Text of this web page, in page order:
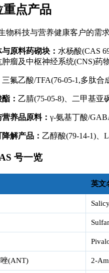
重点产品
物科技与营养健康客户的需
原料药砌块： 水杨酸(CAS
瘤及中枢神经系统(CNS)药
三氟乙酸/TFA(76-05-1,多肽合
： 乙腈(75-05-8)、二甲基亚
养品原料： γ-氨基丁酸/
解产品： 乙醇酸(79-14-1)、
号一览
英文
(ANT) 2-